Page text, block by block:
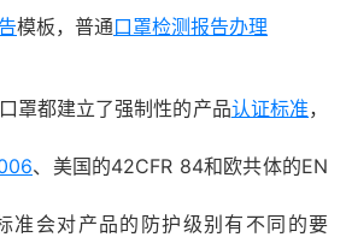
模板，普通口罩检测报告办理
罩都建立了强制性的产品认证标准，
、美国的42CFR 84和欧共体的EN
准会对产品的防护级别有不同的要